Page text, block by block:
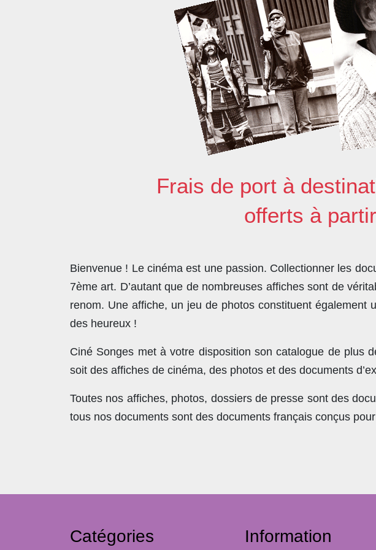
Frais de port à
offerts à
Bienvenue ! Le cinéma est une passion. Collectionner les
7ème art. D’autant que de nombreuses affiches sont de
renom. Une affiche, un jeu de photos constituent également
des heureux !
Ciné Songes met à votre disposition son catalogue de plus
soit des affiches de cinéma, des photos et des documents
Toutes nos affiches, photos, dossiers de presse sont des
tous nos documents sont des documents français conçus
Catégories Information